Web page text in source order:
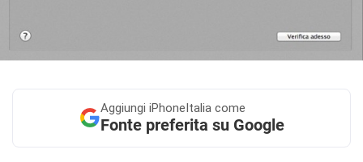
Aggiungi iPhoneItalia come
Fonte preferita su Google